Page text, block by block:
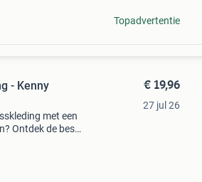
Topadvertentie
- Kenny
met een
Ontdek de beste
€ 19,96
27 jul 26